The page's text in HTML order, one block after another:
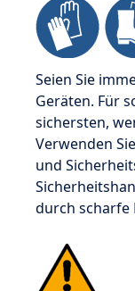
Seien Sie
Geräten. Für
sichersten,
Verwenden
und
durch scharfe